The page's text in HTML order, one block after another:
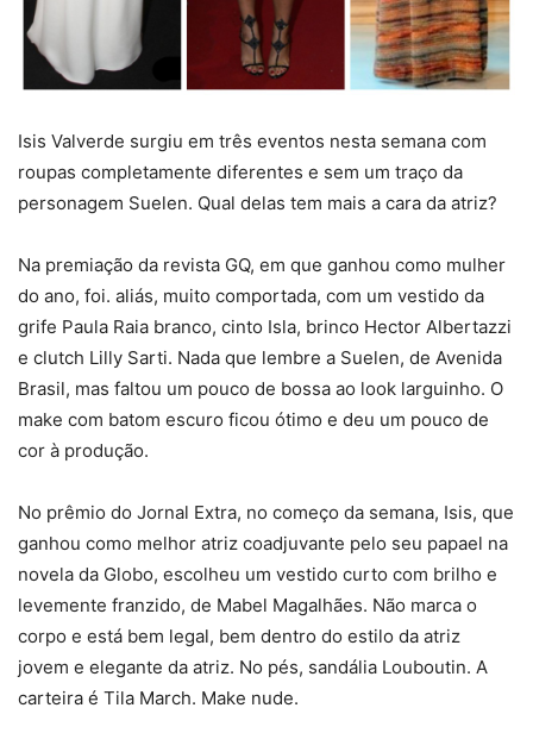
Isis Valverde surgiu em três eventos nesta semana com
roupas completamente diferentes e sem um traço da
personagem Suelen. Qual delas tem mais a cara da atriz?
Na premiação da revista GQ, em que ganhou como mulher
do ano, foi. aliás, muito comportada, com um vestido da
grife Paula Raia branco, cinto Isla, brinco Hector Albertazzi
e clutch Lilly Sarti. Nada que lembre a Suelen, de Avenida
Brasil, mas faltou um pouco de bossa ao look larguinho. O
make com batom escuro ficou ótimo e deu um pouco de
cor à produção.
No prêmio do Jornal Extra, no começo da semana, Isis, que
ganhou como melhor atriz coadjuvante pelo seu papael na
novela da Globo, escolheu um vestido curto com brilho e
levemente franzido, de Mabel Magalhães. Não marca o
corpo e está bem legal, bem dentro do estilo da atriz
jovem e elegante da atriz. No pés, sandália Louboutin. A
carteira é Tila March. Make nude.